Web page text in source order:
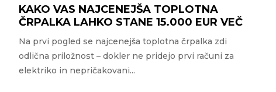
KAKO VAS NAJCENEJŠA TOPLOTNA
ČRPALKA LAHKO STANE 15.000 EUR VEČ
Na prvi pogled se najcenejša toplotna črpalka zdi
odlična priložnost – dokler ne pridejo prvi računi za
elektriko in nepričakovani...